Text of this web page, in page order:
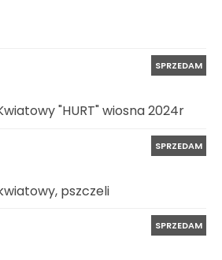
SPRZEDAM
"HURT" wiosna 2024r
SPRZEDAM
pszczeli
SPRZEDAM